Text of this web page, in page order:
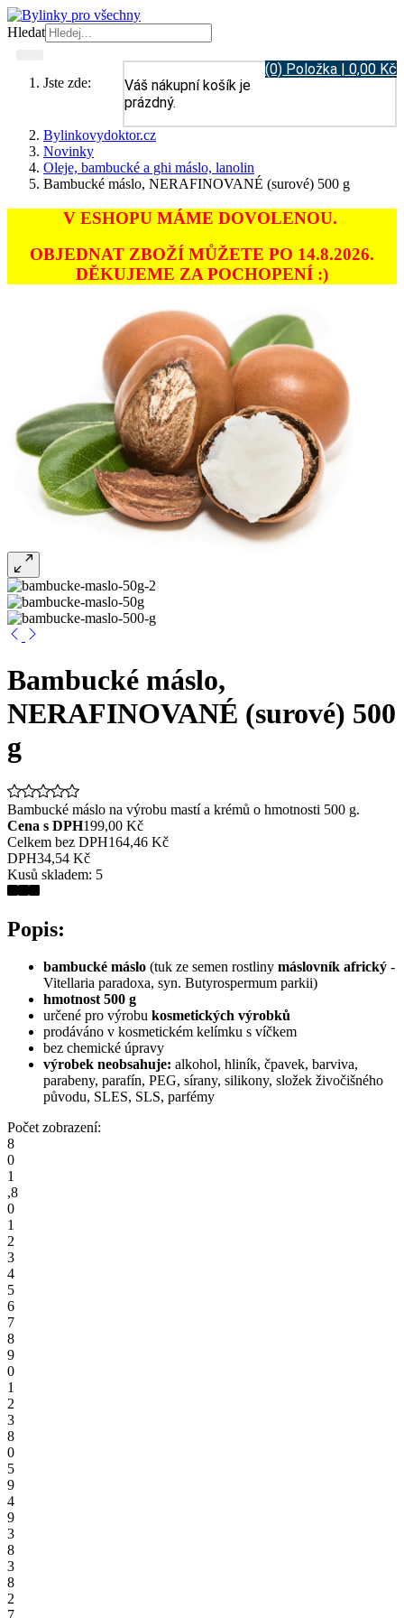
Hledat
(0) Položka | 0,00 Kč
Váš nákupní košík je
prázdný.
Jste zde:
Bylinkovydoktor.cz
Novinky
Oleje, bambucké a ghi máslo, lanolin
Bambucké máslo, NERAFINOVANÉ (surové) 500 g
V ESHOPU MÁME DOVOLENOU.
OBJEDNAT ZBOŽÍ MŮŽETE PO 14.8.2026.
DĚKUJEME ZA POCHOPENÍ :)
Bambucké máslo,
NERAFINOVANÉ (surové) 500
g
Bambucké máslo na výrobu mastí a krémů o hmotnosti 500 g.
Cena s DPH199,00 Kč
Celkem bez DPH164,46 Kč
DPH34,54 Kč
Kusů skladem: 5
Popis:
bambucké máslo (tuk ze semen rostliny máslovník africký -
Vitellaria paradoxa, syn. Butyrospermum parkii)
hmotnost 500 g
určené pro výrobu kosmetických výrobků
prodáváno v kosmetickém kelímku s víčkem
bez chemické úpravy
výrobek neobsahuje: alkohol, hliník, čpavek, barviva,
parabeny, parafín, PEG, sírany, silikony, složek živočišného
původu, SLES, SLS, parfémy
Počet zobrazení:
8
0
1
,8
0
1
2
3
4
5
6
7
8
9
0
1
2
3
8
0
5
9
4
9
3
8
3
8
2